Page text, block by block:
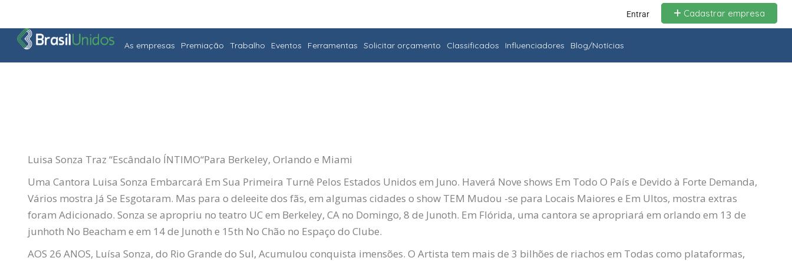
Entrar Cadastrar empresa
As empresas Premiação Trabalho Eventos Ferramentas Solicitar orçamento Classificados Influenciadores Blog/Notícias
Luisa Sonza Traz “Escândalo ÍNTIMO“Para Berkeley, Orlando e Miami
Uma Cantora Luisa Sonza Embarcará Em Sua Primeira Turnê Pelos Estados Unidos em Juno. Haverá Nove shows Em Todo O País e Devido à Forte Demanda,
Vários mostra Já Se Esgotaram. Mas para o deleeite dos fãs, em algumas cidades o show TEM Mudou -se para Locais Maiores e Em Ultos, mostra extras
foram Adicionado. Sonza se apropriu no teatro UC em Berkeley, CA no Domingo, 8 de Junoth. Em Flórida, uma cantora se apropriará em orlando em 13 de
junhoth No Beacham e em 14 de Junoth e 15th No Chão no Espaço do Clube.
AOS 26 ANOS, Luísa Sonza, do Rio Grande do Sul, Acumulou conquista imensões. O Artista tem mais de 3 bilhões de riachos em Todas como plataformas,